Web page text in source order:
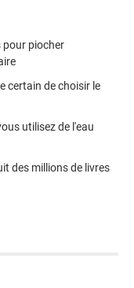
pour piocher
certain de choisir le
utilisez de l'eau
des millions de livres